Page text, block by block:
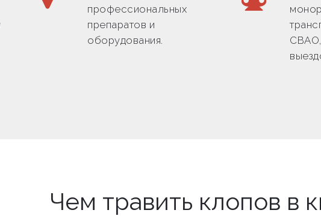
профессиональных
препаратов и
оборудования.
СВАО,
Чем травить клопов в